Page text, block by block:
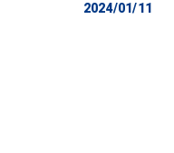
2024/01/11